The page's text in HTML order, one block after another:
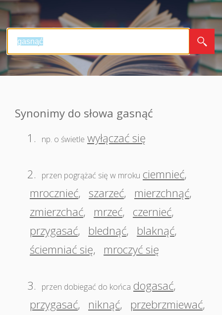
Synonimy do słowa gasnąć
1.
np. o świetle wyłączać się
2. przen pogrążać się w mroku ciemnieć,
mrocznieć, szarzeć, mierzchnąć,
zmierzchać, mrzeć, czernieć,
przygasać, blednąć, blaknąć,
ściemniać się, mroczyć się
3. przen dobiegać do końca dogasać,
przygasać, niknąć, przebrzmiewać,